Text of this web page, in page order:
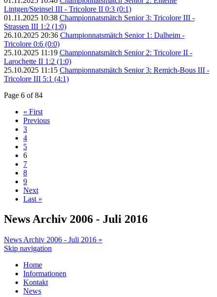
Lintgen/Steinsel III - Tricolore II 0:3 (0:1)
01.11.2025 10:38 Championnatsmätch Senior 3: Tricolore III -
Strassen III 1:2 (1:0)
26.10.2025 20:36 Championnatsmätch Senior 1: Dalheim -
Tricolore 0:6 (0:0)
25.10.2025 11:19 Championnatsmätch Senior 2: Tricolore II -
Larochette II 1:2 (1:0)
25.10.2025 11:15 Championnatsmätch Senior 3: Remich-Bous III -
Tricolore III 5:1 (4:1)
Page 6 of 84
« First
Previous
3
4
5
6
7
8
9
Next
Last »
News Archiv 2006 - Juli 2016
News Archiv 2006 - Juli 2016 »
Skip navigation
Home
Informationen
Kontakt
News